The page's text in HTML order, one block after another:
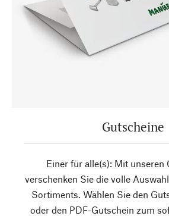
Gutscheine
Einer für alle(s): Mit unseren
verschenken Sie die volle
Sortiments. Wählen Sie den
oder den PDF-Gutschein zum